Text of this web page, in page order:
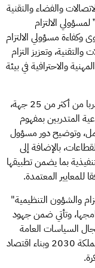
والفضاء والتقنية
لمسؤولي الالتزام
مسؤولي الالتزام
وتعزيز التزام
والاحترافية في بيئة
وانعقد البرنامج التدريبي بمشاركة أكثر من 38 متدربا من أكثر من 25 جهة،
المتدربين بمفهوم
وتوضيح دور مسؤول
بالإضافة إلى
بما يضمن تطبيقها
للمعايير المعتمدة.
والشؤون التنظيمية"
وتأتي ضمن جهود
السياسات العامة
والتنظيمات الرقميـة، لتحقيق مستهدفات رؤية المملكة 2030 وبناء اقتصاد